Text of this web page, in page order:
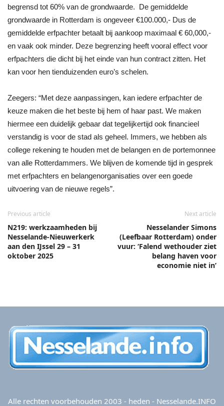
begrensd tot 60% van de grondwaarde. De gemiddelde
grondwaarde in Rotterdam is ongeveer €100.000,- Dus de
gemiddelde erfpachter betaalt bij aankoop maximaal € 60,000,-
en vaak ook minder. Deze begrenzing heeft vooral effect voor
erfpachters die dicht bij het einde van hun contract zitten. Het
kan voor hen tienduizenden euro’s schelen.
Zeegers: “Met deze aanpassingen, kan iedere erfpachter de
keuze maken die het beste bij hem of haar past. We maken
hiermee een duidelijk gebaar dat tegelijkertijd ook financieel
verstandig is voor de stad als geheel. Immers, we hebben als
college rekening te houden met de belangen en de portemonnee
van alle Rotterdammers. We blijven de komende tijd in gesprek
met erfpachters en belangenorganisaties over een goede
uitvoering van de nieuwe regels”.
Previous article
N219: werkzaamheden bij
Nesselande-Nieuwerkerk
aan den IJssel 29 – 31
oktober 2025
Next article
Nesselander Simons
(Leefbaar Rotterdam) onder
vuur: ‘Falend wethouder ziet
belang haven voor
economie niet in’
Alle rechten voorbehouden 2003 - heden - Nesselande.INFO